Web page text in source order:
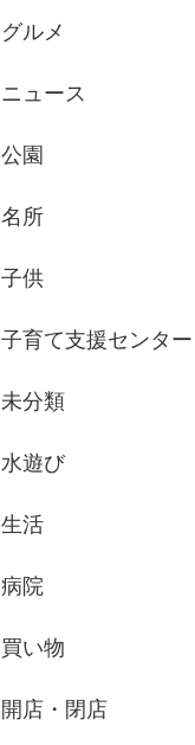
グルメ
ニュース
公園
名所
子供
子育て支援センタ
未分類
水遊び
生活
病院
買い物
開店・閉店